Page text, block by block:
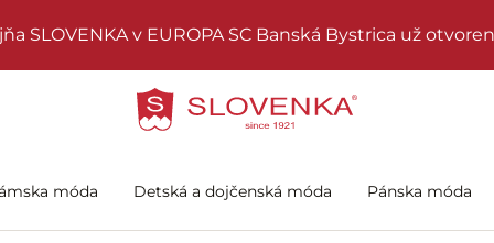
SLOVENKA v EUROPA SC Banská Bystrica už
móda Detská a dojčenská móda Pánska móda